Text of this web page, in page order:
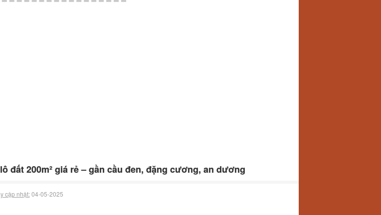
đất 200m² giá rẻ – gần cầu đen, đặng cương, an dương
cập nhật:04-05-2025